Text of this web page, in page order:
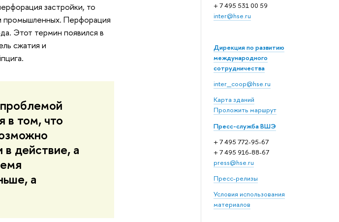
+ 7 495 531 00 59
inter@hse.ru
Дирекция по развитию
международного
сотрудничества
inter_coop@hse.ru
Карта зданий
Проложить маршрут
Пресс-служба ВШЭ
+ 7 495 772-95-67
+ 7 495 916-88-67
press@hse.ru
Пресс-релизы
Условия использования
материалов
застройки, то
промышленных. Перфорация
Этот термин появился в
сжатия и
в том, что
в действие, а
а